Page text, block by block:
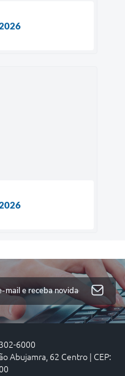
6000
Abujamra, 62 Centro | CEP: